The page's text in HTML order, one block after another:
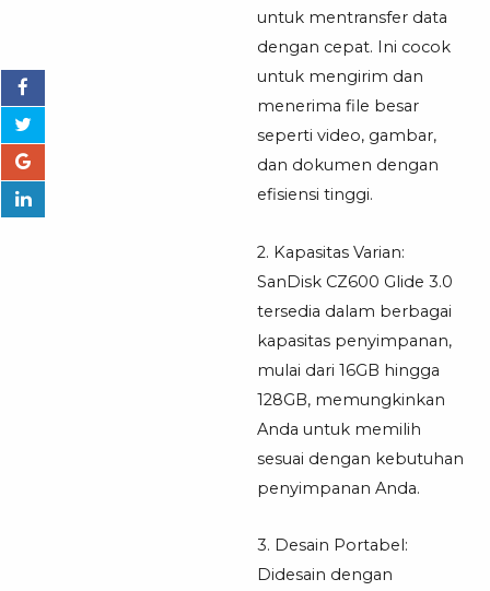
untuk mentransfer data
dengan cepat. Ini cocok
untuk mengirim dan
menerima file besar
seperti video, gambar,
dan dokumen dengan
efisiensi tinggi.
2. Kapasitas Varian:
SanDisk CZ600 Glide 3.0
tersedia dalam berbagai
kapasitas penyimpanan,
mulai dari 16GB hingga
128GB, memungkinkan
Anda untuk memilih
sesuai dengan kebutuhan
penyimpanan Anda.
3. Desain Portabel:
Didesain dengan